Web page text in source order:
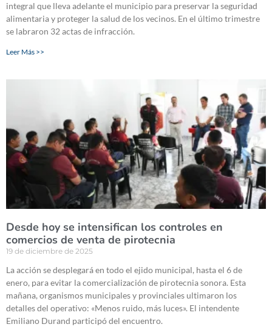
integral que lleva adelante el municipio para preservar la seguridad
alimentaria y proteger la salud de los vecinos. En el último trimestre
se labraron 32 actas de infracción.
Leer Más >>
Desde hoy se intensifican los controles en
comercios de venta de pirotecnia
19 de diciembre de 2025
La acción se desplegará en todo el ejido municipal, hasta el 6 de
enero, para evitar la comercialización de pirotecnia sonora. Esta
mañana, organismos municipales y provinciales ultimaron los
detalles del operativo: «Menos ruido, más luces». El intendente
Emiliano Durand participó del encuentro.